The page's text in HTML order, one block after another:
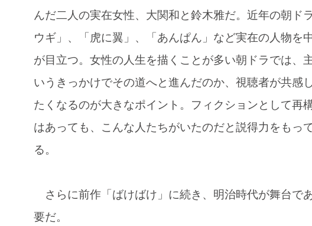
んだ二人の実在女性、大関和と鈴木雅だ。近年の朝ド
ウギ」、「虎に翼」、「あんぱん」など実在の人物を
が目立つ。女性の人生を描くことが多い朝ドラでは、
いうきっかけでその道へと進んだのか、視聴者が共感
たくなるのが大きなポイント。フィクションとして再
はあっても、こんな人たちがいたのだと説得力をもっ
る。
さらに前作「ばけばけ」に続き、明治時代が舞台で
要だ。